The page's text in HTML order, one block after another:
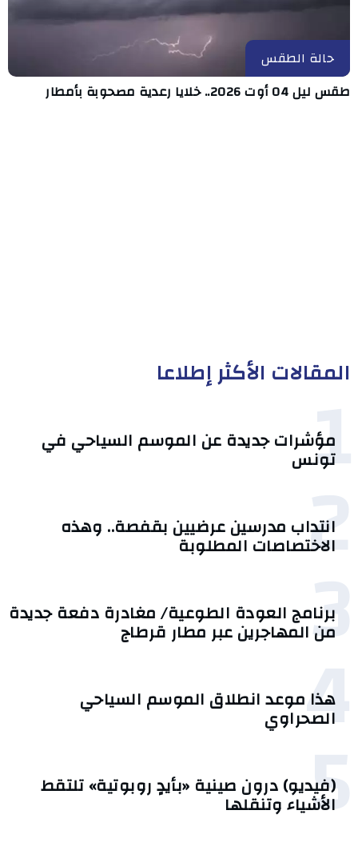
حالة الطقس
طقس ليل 04 أوت 2026.. خلايا رعدية مصحوبة بأمطار
المقالات الأكثر إطلاعا
1
مؤشرات جديدة عن الموسم السياحي في
تونس
2
انتداب مدرسين عرضيين بقفصة.. وهذه
الاختصاصات المطلوبة
3
برنامج العودة الطوعية/ مغادرة دفعة جديدة
من المهاجرين عبر مطار قرطاج
4
هذا موعد انطلاق الموسم السياحي
الصحراوي
5
(فيديو) درون صينية «بأيدٍ روبوتية» تلتقط
الأشياء وتنقلها